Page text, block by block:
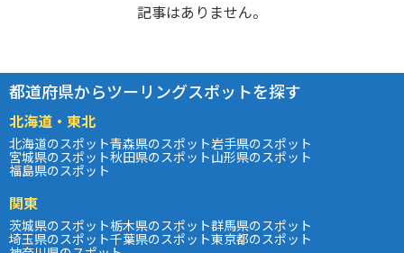
記事はありません。
都道府県からツーリングスポットを探す
北海道・東北
北海道のスポット青森県のスポット岩手県のスポット
宮城県のスポット秋田県のスポット山形県のスポット
福島県のスポット
関東
茨城県のスポット栃木県のスポット群馬県のスポット
埼玉県のスポット千葉県のスポット東京都のスポット